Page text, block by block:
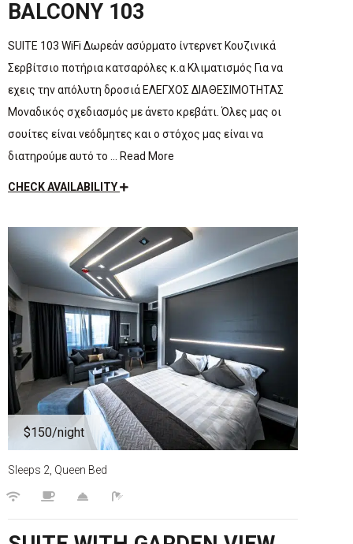
BALCONY 103
SUITE 103 WiFi Δωρεάν ασύρματο ίντερνετ Κουζινικά
Σερβίτσιο ποτήρια κατσαρόλες κ.α Κλιματισμός Για να
εχεις την απόλυτη δροσιά ΕΛΕΓΧΟΣ ΔΙΑΘΕΣΙΜΟΤΗΤΑΣ
Μοναδικός σχεδιασμός με άνετο κρεβάτι. Όλες μας οι
σουίτες είναι νεόδμητες και ο στόχος μας είναι να
διατηρούμε αυτό το … Read More
CHECK AVAILABILITY
$150/night
Sleeps 2, Queen Bed